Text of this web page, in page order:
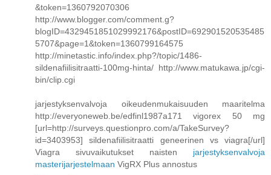
&token=1360792070306
http://www.blogger.com/comment.g?
blogID=4329451851029992176&postID=692901520535485
5707&page=1&token=1360799164575
http://minetastic.info/index.php?/topic/1486-
sildenafiilisitraatti-100mg-hinta/ http://www.matukawa.jp/cgi-
bin/clip.cgi
jarjestyksenvalvoja oikeudenmukaisuuden maaritelma
http://everyoneweb.be/edfinl1987a171 vigorex 50 mg
[url=http://surveys.questionpro.com/a/TakeSurvey?
id=3403953] sildenafiilisitraatti geneerinen vs viagra[/url]
Viagra sivuvaikutukset naisten jarjestyksenvalvoja
masterijarjestelmaan VigRX Plus annostus